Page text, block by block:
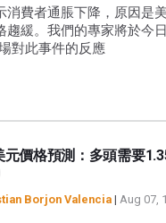
消費者通脹下降，原因是
趨緩。我們的專家將於今
對此事件的反應
元價格預測：多頭需要
Borjon Valencia| Aug 07,